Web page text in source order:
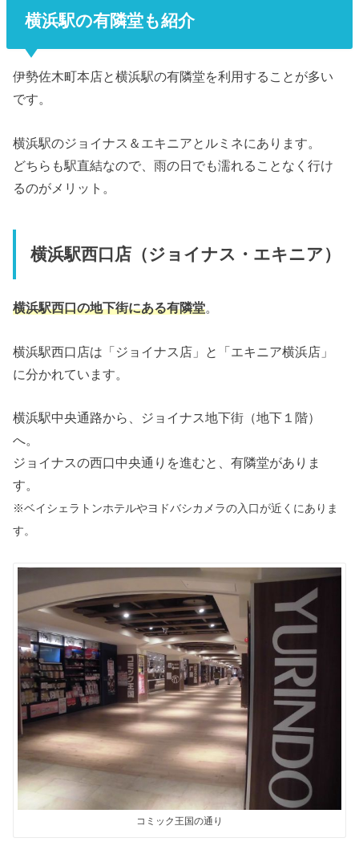
横浜駅の有隣堂も紹介
伊勢佐木町本店と横浜駅の有隣堂を利用することが多い
です。
横浜駅のジョイナス＆エキニアとルミネにあります。
どちらも駅直結なので、雨の日でも濡れることなく行け
るのがメリット。
横浜駅西口店（ジョイナス・エキニア）
横浜駅西口の地下街にある有隣堂。
横浜駅西口店は「ジョイナス店」と「エキニア横浜店」
に分かれています。
横浜駅中央通路から、ジョイナス地下街（地下１階）
へ。
ジョイナスの西口中央通りを進むと、有隣堂がありま
す。
※ベイシェラトンホテルやヨドバシカメラの入口が近くにありま
す。
コミック王国の通り